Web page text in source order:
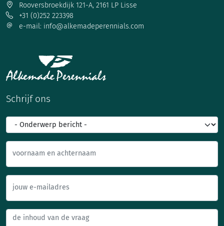
Rooversbroekdijk 121-A, 2161 LP Lisse
+31 (0)252 223398
e-mail: info@alkemadeperennials.com
Schrijf ons
voornaam en achternaam
jouw e-mailadres